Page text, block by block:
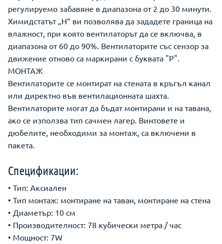
регулируемо забавяне в диапазона от 2 до 30 минути.
Химидстатът „H“ ви позволява да зададете граница на
влажност, при която вентилаторът да се включва, в
диапазона от 60 до 90%. Вентилаторите със сензор за
движение отново са маркирани с буквата "P".
МОНТАЖ
Вентилаторите сe монтират на стената в кръгъл канал
или директно във вентилационната шахта.
Вентилаторите могат да бъдат монтирани и на тавана,
ако се използва тип сачмен лагер. Винтовете и
дюбелите, необходими за монтаж, са включени в
пакета.
Спецификации:
• Тип: Аксиален
• Тип монтаж: монтиране на таван, монтиране на стена
• Диаметър: 10 см
• Производителност: 78 кубически метра / час
• Мощност: 7W